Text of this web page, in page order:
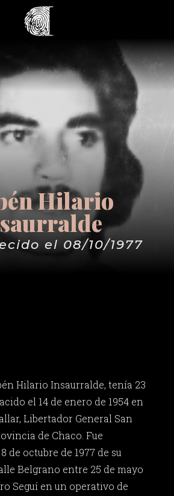
Hilario
el 08/10/1977
Hilario Insaurralde, tenía 23
el 14 de enero de 1954 en
Libertador General San
de Chaco. Fue
de octubre de 1977 de su
Belgrano entre 25 de mayo
Seguí en un operativo de